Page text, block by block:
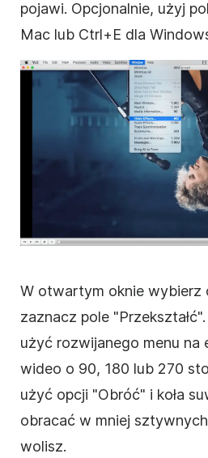
pojawi. Opcjonalnie, użyj
Mac lub Ctrl+E dla
W otwartym oknie wybierz
zaznacz pole
użyć rozwijanego menu na
wideo o 90, 180 lub 270
użyć opcji "Obróć" i koła
obracać w mniej
wolisz.